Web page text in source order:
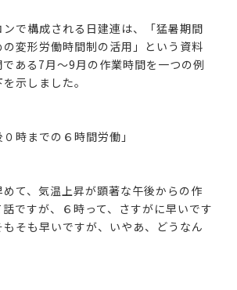
で構成される日建連は、「猛暑期間
変形労働時間制の活用」という資料
ある7月～9月の作業時間を一つの例
示しました。
０時までの６時間労働」
て、気温上昇が顕著な午後からの作
ですが、６時って、さすがに早いです
そも早いですが、いやあ、どうなん